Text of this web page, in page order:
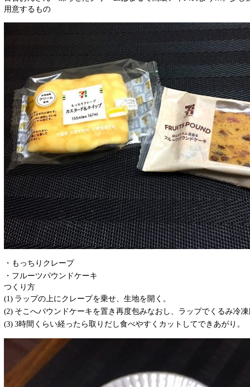
用意するもの
・もっちりクレープ
・フルーツパウンドケーキ
つくり方
(1) ラップの上にクレープを乗せ、生地を開く。
(2) そこへパウンドケーキを置き再度包みなおし、ラップでくるみ冷凍
(3) 3時間くらい経ったら取りだし食べやすくカットしてできあがり。